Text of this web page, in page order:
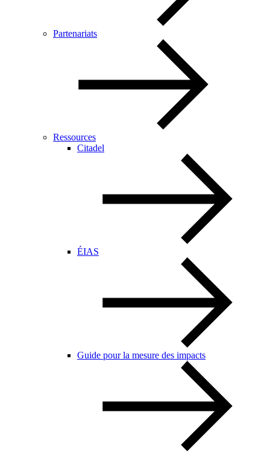
Partenariats
Ressources
Citadel
ÉIAS
Guide pour la mesure des impacts